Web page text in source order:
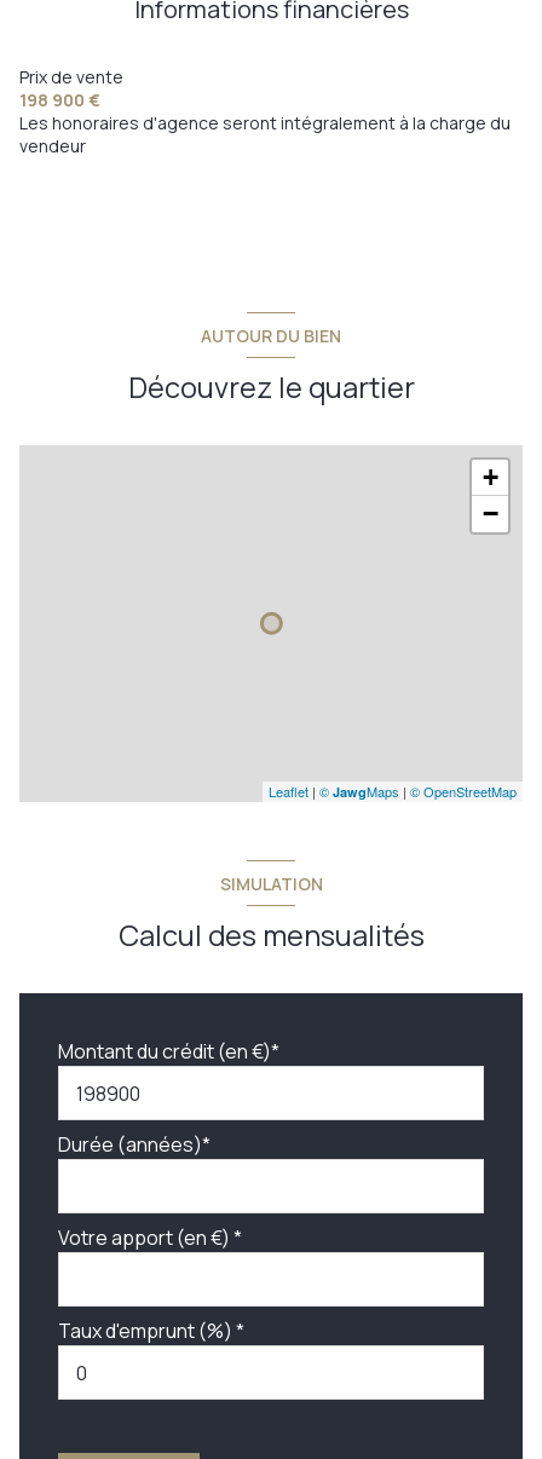
visiophone
terrasse
Informations financières
Prix de vente
198 900 €
Les honoraires d'agence seront intégralement à la charge du
vendeur
AUTOUR DU BIEN
Découvrez le quartier
+
−
Leaflet | © JawgMaps | © OpenStreetMap
SIMULATION
Calcul des mensualités
Montant du crédit (en €)*
Durée (années)*
Votre apport (en €) *
Taux d'emprunt (%) *